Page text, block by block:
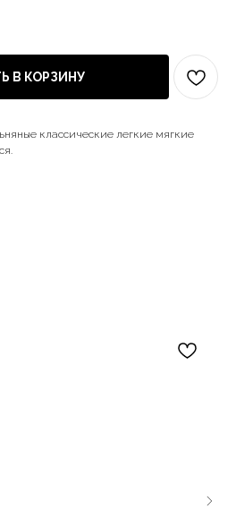
В КОРЗИНУ
классические легкие мягкие